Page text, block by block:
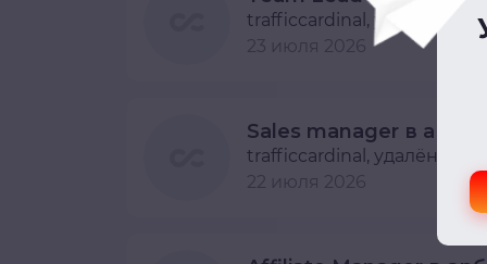
trafficcardinal , удалённая,
23 июля 2026
trafficcardinal , удалённая,
22 июля 2026